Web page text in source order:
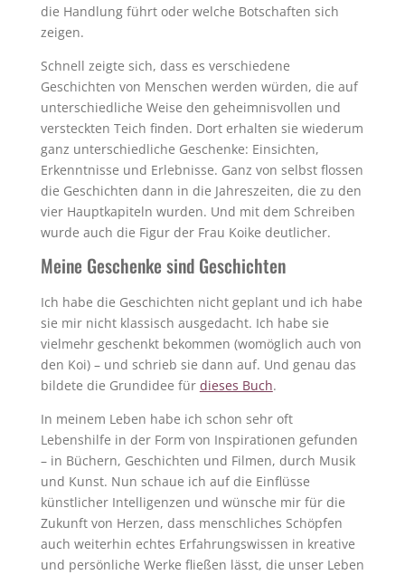
die Handlung führt oder welche Botschaften sich
zeigen.
Schnell zeigte sich, dass es verschiedene
Geschichten von Menschen werden würden, die auf
unterschiedliche Weise den geheimnisvollen und
versteckten Teich finden. Dort erhalten sie wiederum
ganz unterschiedliche Geschenke: Einsichten,
Erkenntnisse und Erlebnisse. Ganz von selbst flossen
die Geschichten dann in die Jahreszeiten, die zu den
vier Hauptkapiteln wurden. Und mit dem Schreiben
wurde auch die Figur der Frau Koike deutlicher.
Meine Geschenke sind Geschichten
Ich habe die Geschichten nicht geplant und ich habe
sie mir nicht klassisch ausgedacht. Ich habe sie
vielmehr geschenkt bekommen (womöglich auch von
den Koi) – und schrieb sie dann auf. Und genau das
bildete die Grundidee für dieses Buch.
In meinem Leben habe ich schon sehr oft
Lebenshilfe in der Form von Inspirationen gefunden
– in Büchern, Geschichten und Filmen, durch Musik
und Kunst. Nun schaue ich auf die Einflüsse
künstlicher Intelligenzen und wünsche mir für die
Zukunft von Herzen, dass menschliches Schöpfen
auch weiterhin echtes Erfahrungswissen in kreative
und persönliche Werke fließen lässt, die unser Leben